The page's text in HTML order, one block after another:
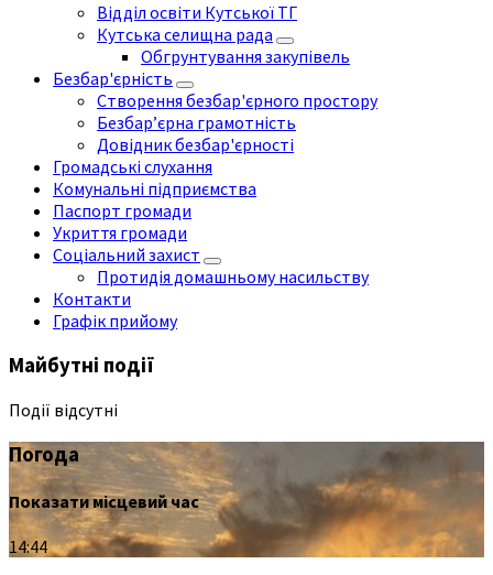
Відділ освіти Кутської ТГ
Кутська селищна рада
Обгрунтування закупівель
Безбар'єрність
Створення безбар'єрного простору
Безбар’єрна грамотність
Довідник безбар'єрності
Громадські слухання
Комунальні підприємства
Паспорт громади
Укриття громади
Соціальний захист
Протидія домашньому насильству
Контакти
Графік прийому
Майбутні події
Події відсутні
Погода
Показати місцевий час
14:44